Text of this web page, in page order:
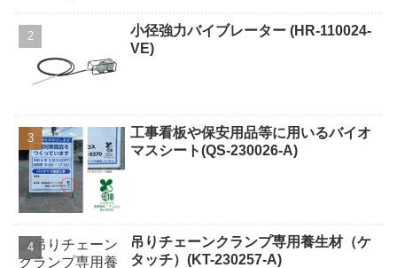
小径強力バイブレーター (HR-110024-
VE)
工事看板や保安用品等に用いるバイオ
マスシート(QS-230026-A)
吊りチェーンクランプ専用養生材（ケ
タッチ）(KT-230257-A)